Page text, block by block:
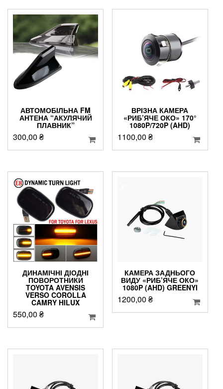
АВТОМОБІЛЬНА FM
АНТЕНА “АКУЛЯЧИЙ
ПЛАВНИК”
300,00 ₴
ВРІЗНА КАМЕРА
«РИБ’ЯЧЕ ОКО» 170°
1080P/720P (AHD)
1100,00 ₴
ДИНАМІЧНІ ДІОДНІ
ПОВОРОТНИКИ
TOYOTA AVENSIS
VERSO COROLLA
CAMRY HILUX
550,00 ₴
КАМЕРА ЗАДНЬОГО
ВИДУ «РИБ’ЯЧЕ ОКО»
1080P (AHD) GREENYI
1200,00 ₴